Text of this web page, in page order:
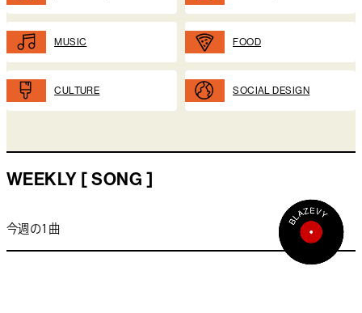
MUSIC FOOD
CULTURE SOCIAL DESIGN
WEEKLY [ SONG ]
今週の1曲